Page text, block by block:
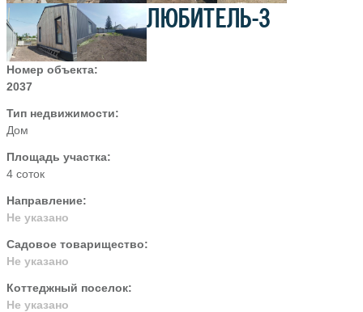
ЛЮБИТЕЛЬ-3
Номер объекта:
2037
Тип недвижимости:
Дом
Площадь участка:
4 соток
Направление:
Не указано
Садовое товарищество:
Не указано
Коттеджный поселок:
Не указано